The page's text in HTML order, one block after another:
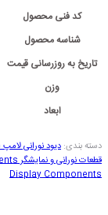
کد فنی محصول
شناسه محصول
تاریخ به روزرسانی قیمت
وزن
ابعاد
دسته بندی: دیود نورانی لامپ Led Lamp
قطعات نورانی و نمایشگر Light & Display Components
Display Components